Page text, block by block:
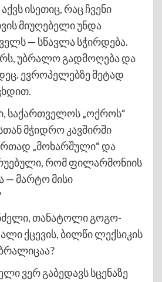
ისეთიც, რაც ჩვენი
მიუღებელი უნდა
— სწავლა სჭირდება.
უბრალო გადმოღება და
ევროპელებზე მეტად
საქართველოს „ოქროს“
მჭიდრო კავშირში
„მოხარშული“ და
რომ ფილარმონიის
— მარტო მისი
თანატოლი გოგო-
ქცევის, ბილწი ლექსიკის
ვერ გაბედავს სცენაზე